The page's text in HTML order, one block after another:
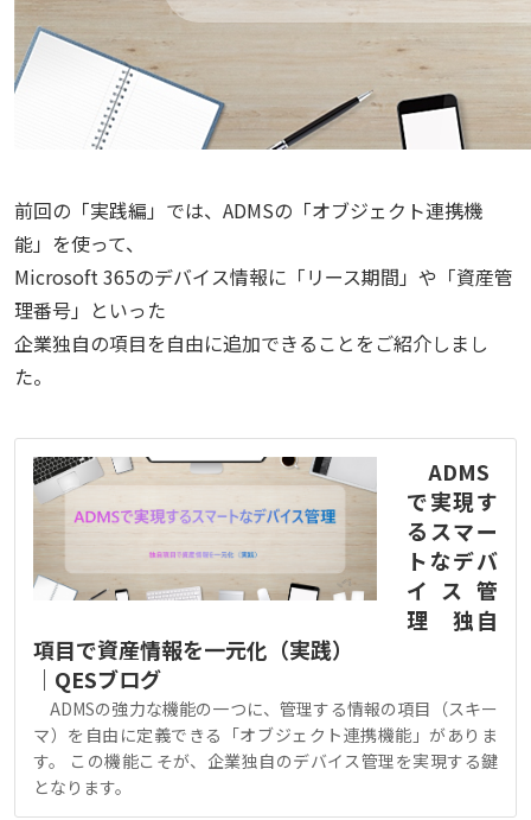
前回の「実践編」では、ADMSの「オブジェクト連携機
能」を使って、
Microsoft 365のデバイス情報に「リース期間」や「資産管
理番号」といった
企業独自の項目を自由に追加できることをご紹介しまし
た。
ADMS
で実現す
るスマー
トなデバ
イス管
理 独自
項目で資産情報を一元化（実践）
｜QESブログ
ADMSの強力な機能の一つに、管理する情報の項目（スキー
マ）を自由に定義できる「オブジェクト連携機能」がありま
す。 この機能こそが、企業独自のデバイス管理を実現する鍵
となります。